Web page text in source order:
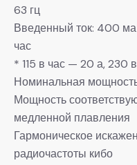
63 гц
Введенный ток: 400 ма
час
* 115 в час — 20 а, 230
Номинальная
Мощность
медленной плавления
Гармоническое
радиочастоты кибо